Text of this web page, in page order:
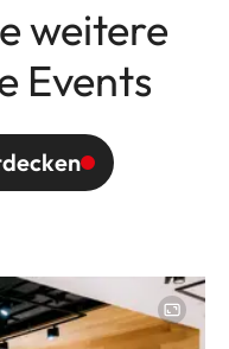
weitere
Events